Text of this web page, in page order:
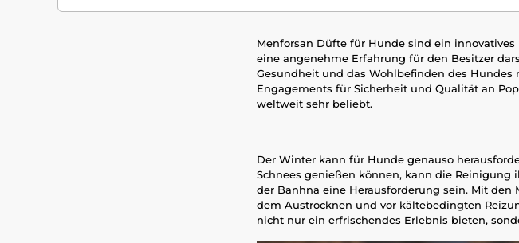
Menforsan Düfte für Hunde sind ein
eine angenehme Erfahrung für den Besitzer
Gesundheit und das Wohlbefinden des
Engagements für Sicherheit und Qualität an
weltweit sehr beliebt.
Der Winter kann für Hunde genauso
Schnees genießen können, kann die Reinigung
der Banhna eine Herausforderung sein. Mit
dem Austrocknen und vor kältebedingten
nicht nur ein erfrischendes Erlebnis bieten,